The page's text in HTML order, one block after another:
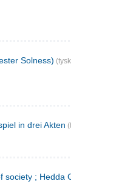
Solness) (tysk)
in drei Akten (tysk)
; Hedda Gabler